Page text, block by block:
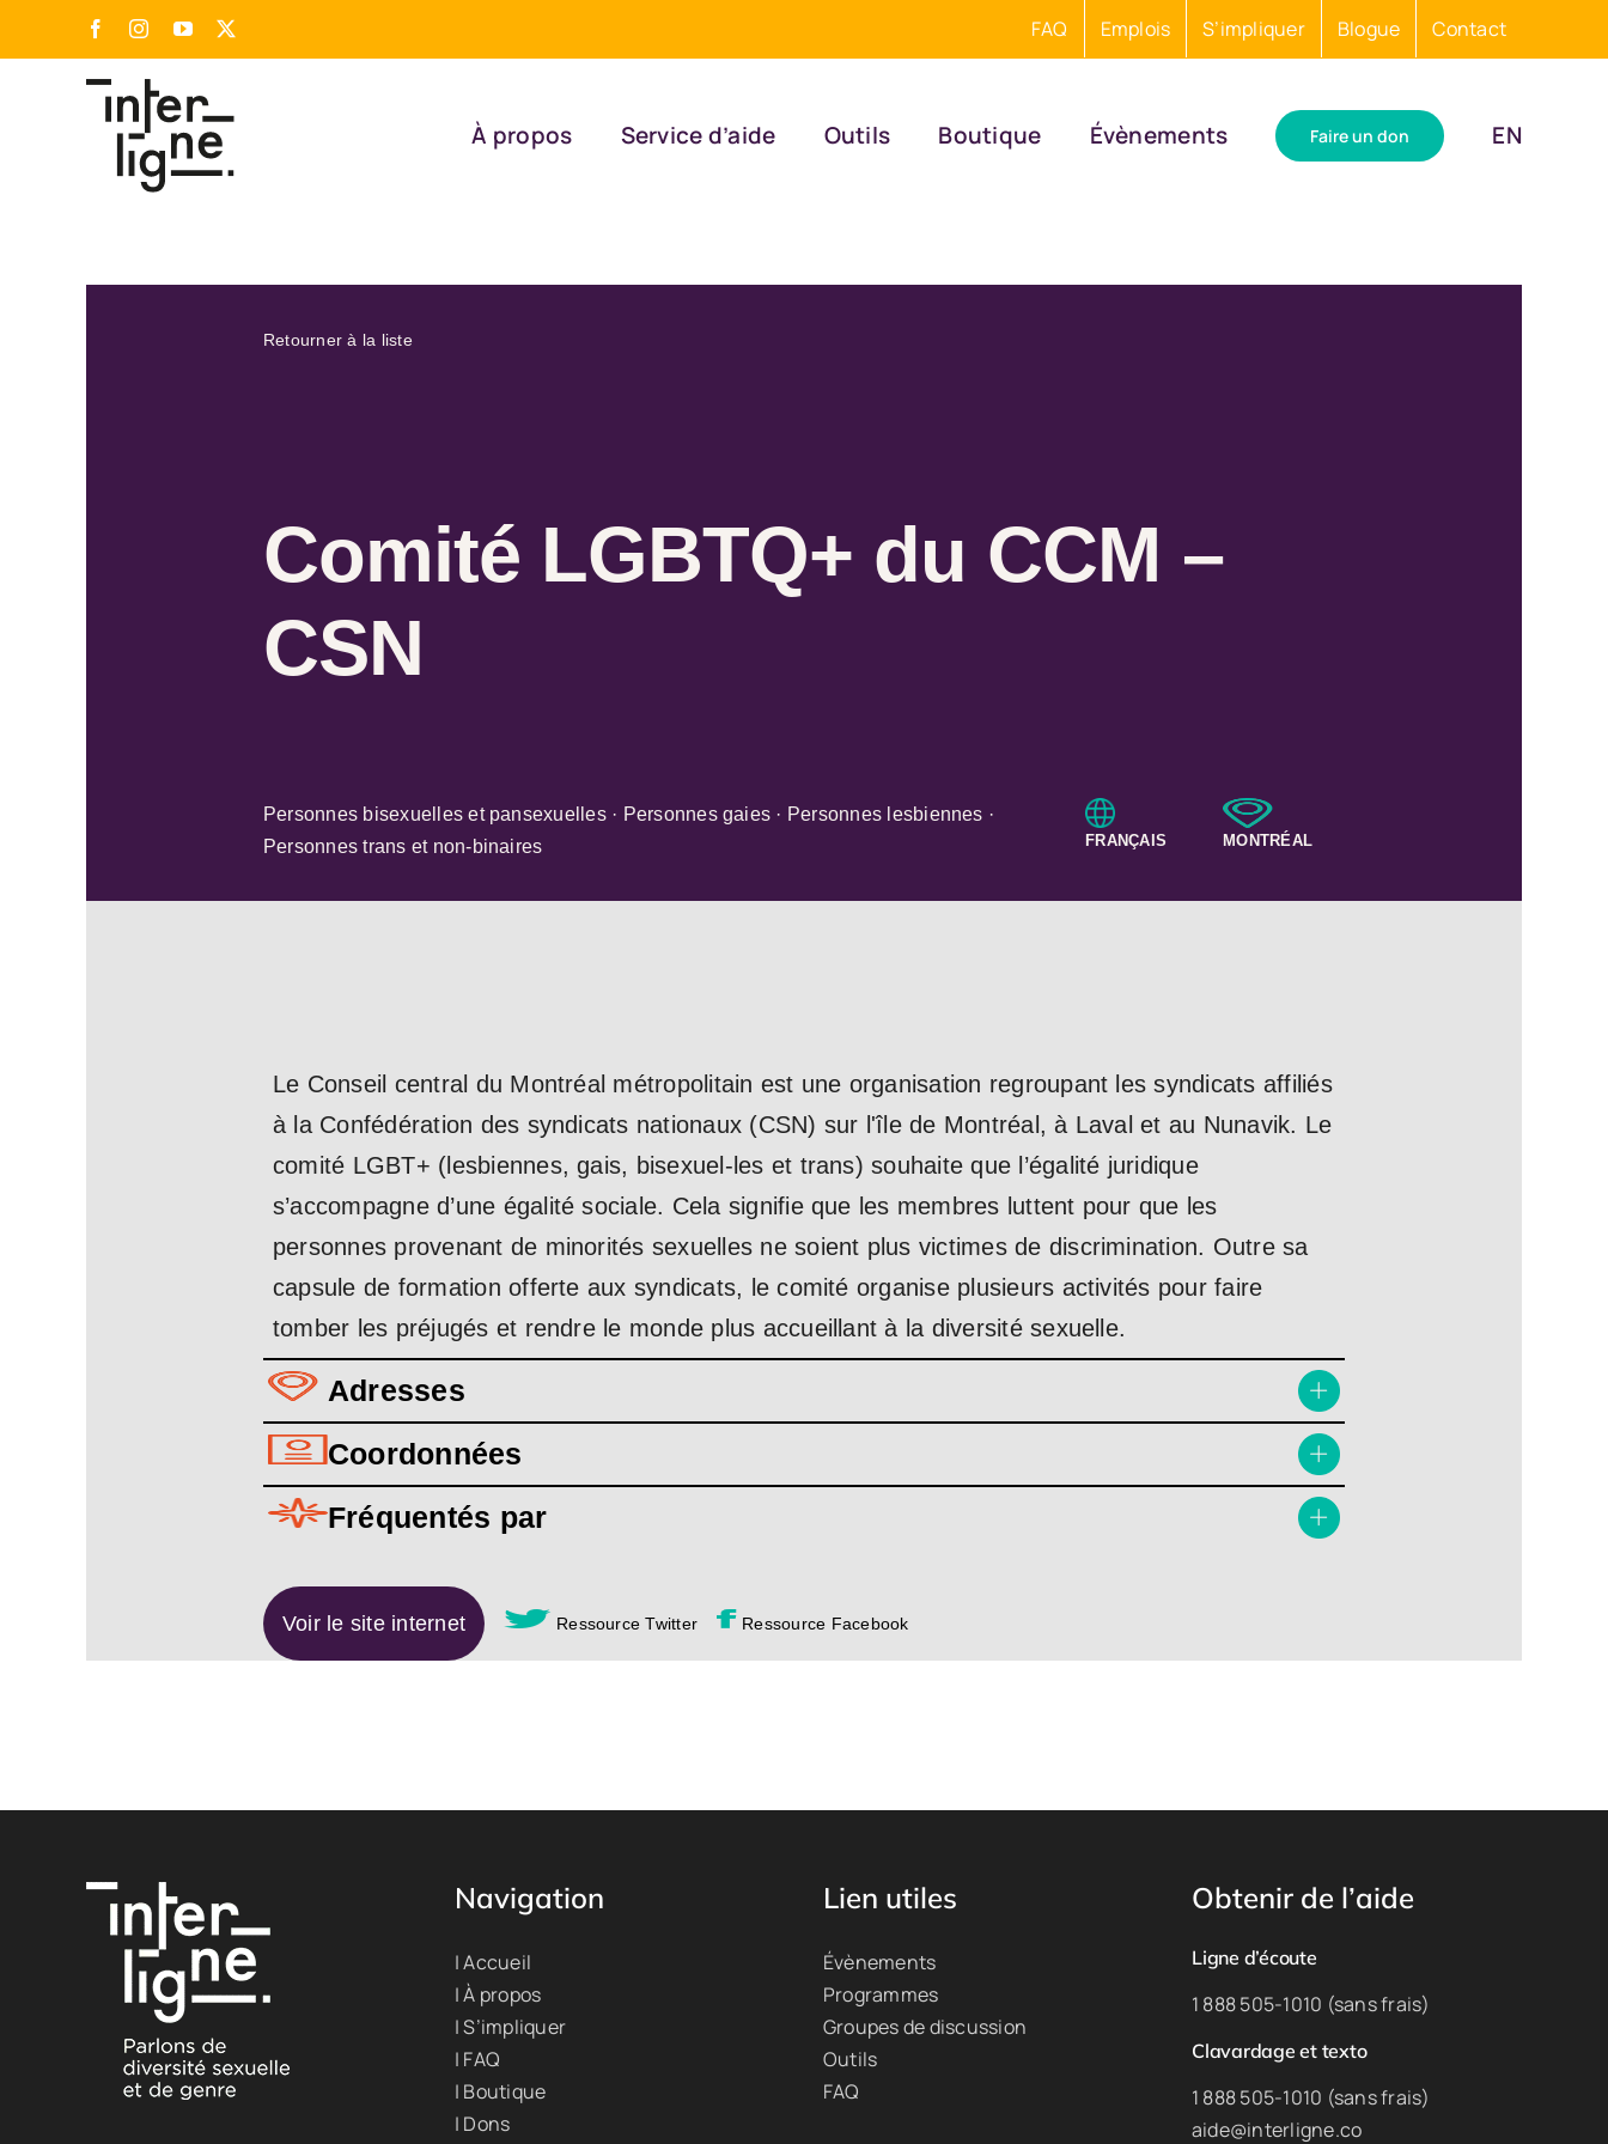
FacebookInstagram
YouTube FAQ Emplois S’impliquer Blogue Contact
À propos Service d’aide Outils Boutique Évènements Faire un don EN
Retourner à la liste
Comité LGBTQ+ du CCM –
CSN
Personnes bisexuelles et pansexuelles · Personnes gaies · Personnes lesbiennes ·
Personnes trans et non-binaires
FRANÇAIS MONTRÉAL
Le Conseil central du Montréal métropolitain est une organisation regroupant les syndicats affiliés
à la Confédération des syndicats nationaux (CSN) sur l'île de Montréal, à Laval et au Nunavik. Le
comité LGBT+ (lesbiennes, gais, bisexuel-les et trans) souhaite que l’égalité juridique
s’accompagne d’une égalité sociale. Cela signifie que les membres luttent pour que les
personnes provenant de minorités sexuelles ne soient plus victimes de discrimination. Outre sa
capsule de formation offerte aux syndicats, le comité organise plusieurs activités pour faire
tomber les préjugés et rendre le monde plus accueillant à la diversité sexuelle.
Adresses
Coordonnées
Fréquentés par
Voir le site internet Ressource Twitter Ressource Facebook
Navigation
| Accueil
| À propos
| S’impliquer
| FAQ
| Boutique
| Dons
Lien utiles
Évènements
Programmes
Groupes de discussion
Outils
FAQ
Obtenir de l’aide
Ligne d’écoute
1 888 505-1010 (sans frais)
Clavardage et texto
1 888 505-1010 (sans frais)
aide@interligne.co